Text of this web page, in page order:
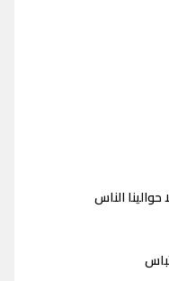
حوالينا الناس